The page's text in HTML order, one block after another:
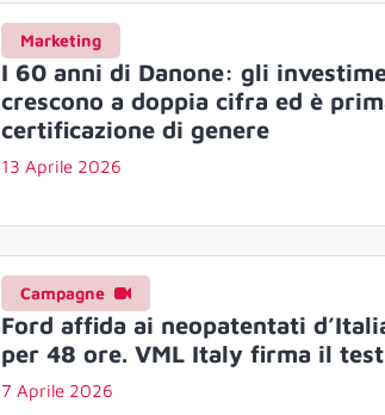
Marketing
I 60 anni di Danone: gli
crescono a doppia cifra ed è
certificazione di genere
13 Aprile 2026
Campagne
Ford affida ai neopatentati
per 48 ore. VML Italy firma il
7 Aprile 2026